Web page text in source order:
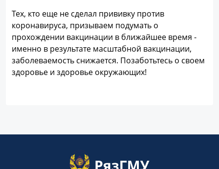
Тех, кто еще не сделал прививку против
коронавируса, призываем подумать о
прохождении вакцинации в ближайшее время -
именно в результате масштабной вакцинации,
заболеваемость снижается. Позаботьтесь о своем
здоровье и здоровье окружающих!